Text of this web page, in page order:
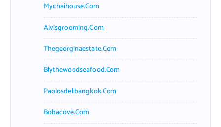
Mychaihouse.com
Alvisgrooming.com
Thegeorginaestate.com
Blythewoodseafood.com
Paolosdelibangkok.com
Bobacove.com